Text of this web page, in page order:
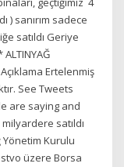
) sanırım sadece
satıldı Geriye
Açıklama Ertelenmiş
See Tweets
are saying and
satıldı
Yönetim Kurulu
üzere Borsa